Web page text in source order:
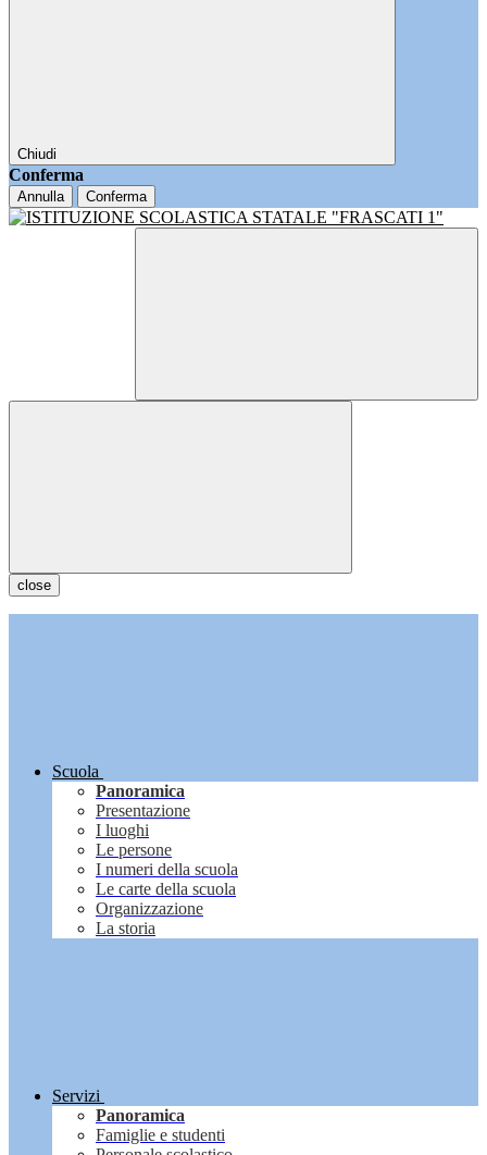
Chiudi
Conferma
Annulla Conferma
close
Scuola
Panoramica
Presentazione
I luoghi
Le persone
I numeri della scuola
Le carte della scuola
Organizzazione
La storia
Servizi
Panoramica
Famiglie e studenti